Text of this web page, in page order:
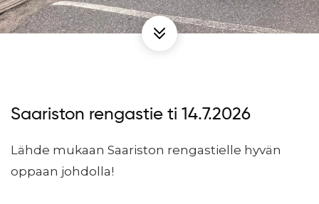
Saariston rengastie ti 14.7.2026
Lähde mukaan Saariston rengastielle hyvän
oppaan johdolla!